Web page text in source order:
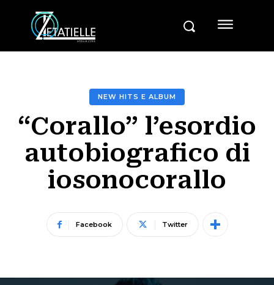
NEW HITS E ALBUM
“Corallo” l’esordio
autobiografico di
iosonocorallo
Facebook Twitter